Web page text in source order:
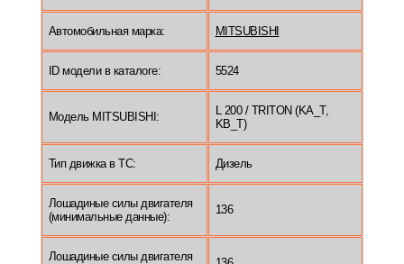
Автомобильная марка: MITSUBISHI
ID модели в каталоге: 5524
Модель MITSUBISHI:
L 200 / TRITON (KA_T,
KB_T)
Тип движка в ТС: Дизель
Лошадиные силы двигателя
(минимальные данные):
136
Лошадиные силы двигателя